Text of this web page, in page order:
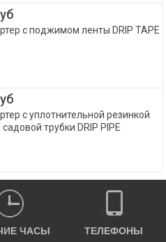
с поджимом ленты DRIP TAPE
с уплотнительной резинкой
садовой трубки DRIP PIPE
ЧАСЫ ТЕЛЕФОНЫ